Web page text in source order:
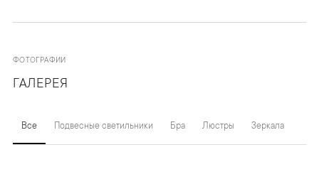
ФОТОГРАФИИ
ГАЛЕРЕЯ
Все Подвесные светильники Бра Люстры Зеркала